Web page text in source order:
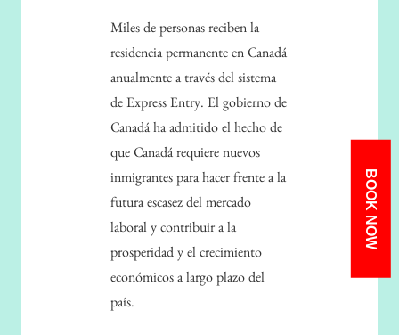
BOOK NOW
Miles de personas reciben la
residencia permanente en Canadá
anualmente a través del sistema
de Express Entry. El gobierno de
Canadá ha admitido el hecho de
que Canadá requiere nuevos
inmigrantes para hacer frente a la
futura escasez del mercado
laboral y contribuir a la
prosperidad y el crecimiento
económicos a largo plazo del
país.